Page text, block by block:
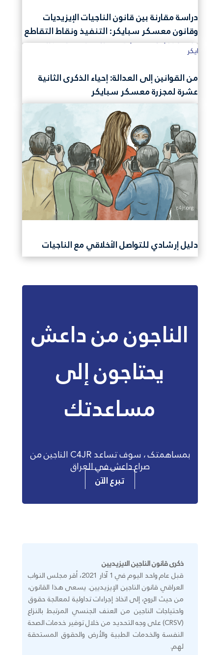
دراسة مقارنة بين قانون الناجيات الإيزيديات
وقانون معسكر سبايكر: التنفيذ ونقاط التقاطع
من القوانين إلى العدالة: إحياء الذكرى الثانية
عشرة لمجزرة معسكر سبايكر
دليل إرشادي للتواصل الأخلاقي مع الناجيات
الناجون من داعش
يحتاجون إلى
مساعدتك
بمساهمتک ، سوف تساعد C4JR الناجين من
صراع داعش في العراق
تبرع الآن
ذكرى قانون الناجين الايزيديين
قبل عام واحد اليوم في 1 آذار 2021، أقر مجلس النواب
العراقي قانون الناجين الإيزيديين. يسعى هذا القانون،
من حيث الروح، إلى اتخاذ إجراءات تداولية لمعالجة حقوق
واحتياجات الناجين من العنف الجنسي المرتبط بالنزاع
(CRSV) على وجه التحديد من خلال توفير خدمات الصحة
النفسة والخدمات الطبية والأرض والحقوق المستحقة
لهم.